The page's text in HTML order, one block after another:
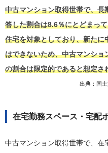
中古マンション取得世帯で、
答した割合は8.6％にとどまっ
住宅を対象としており、新た
はできないため、中古マンシ
の割合は限定的であると想定さ
出典：国土
在宅勤務スペース・宅配
中古マンション取得世帯で、在